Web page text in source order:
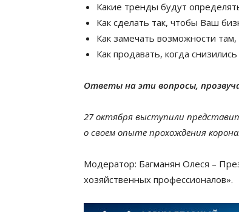
Какие тренды будут
Как сделать так, чтобы Ваш
Как замечать возможности
Как продавать, когда
Ответы на эти вопросы,
27 октября выступили
о своем опыте прохождения
Модератор: Багманян Олеся –
хозяйственных профессионалов».